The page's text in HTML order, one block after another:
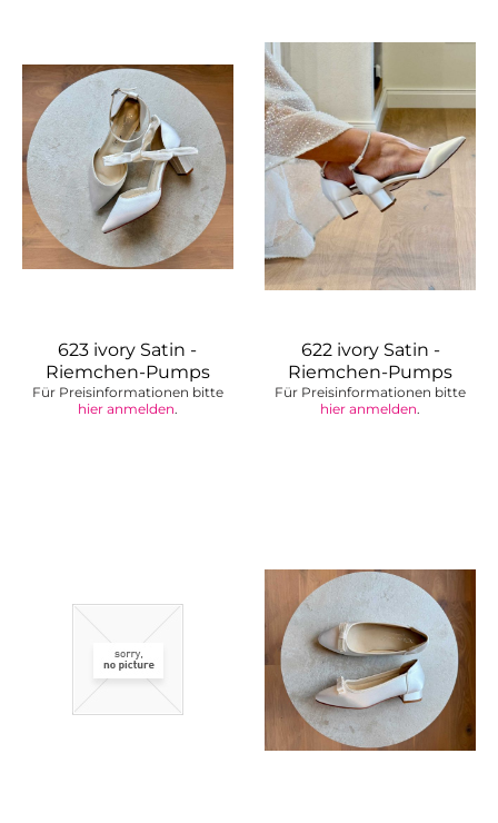
623 ivory Satin -
Riemchen-Pumps
Brautschuhe
Für Preisinformationen bitte
hier anmelden.
622 ivory Satin -
Riemchen-Pumps
Brautschuhe
Für Preisinformationen bitte
hier anmelden.